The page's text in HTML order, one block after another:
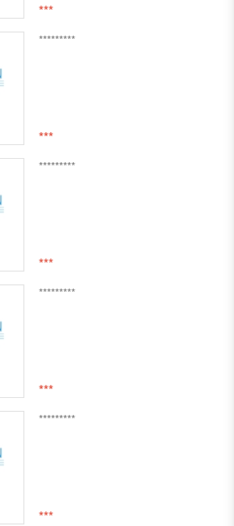
***
*********
***
*********
***
*********
***
*********
***